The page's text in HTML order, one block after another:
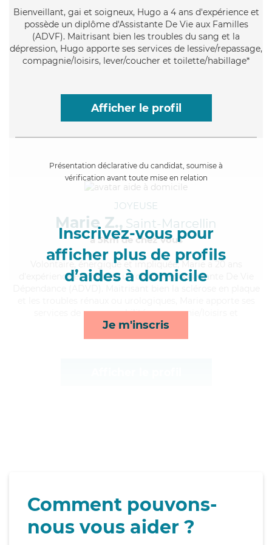
Bienveillant, gai et soigneux, Hugo a 4 ans d'expérience et
possède un diplôme d'Assistante De Vie aux Familles
(ADVF). Maitrisant bien les troubles du sang et la
dépression, Hugo apporte ses services de lessive/repassage,
compagnie/loisirs, lever/coucher et toilette/habillage*
Afficher le profil
Présentation déclarative du candidat, soumise à
vérification avant toute mise en relation
Inscrivez-vous pour
afficher plus de profils
d’aides à domicile
Je m'inscris
JOYEUSE
Marie Z., Saint-Marcellin
à 5km de chez Vous
, énergique et impliquée, Marie a 20 ans
d'expérience et possède un diplôme d'Assistante De Vie
services de repas, mobilité, compagnie/loisirs et
lever/coucher*
Comment pouvons-
nous vous aider ?